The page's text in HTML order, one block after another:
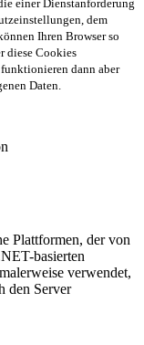
einer Dienstanforderung
dem
Ihren Browser so
diese Cookies
dann aber
Daten.
Plattformen, der von
basierten
verwendet,
den Server